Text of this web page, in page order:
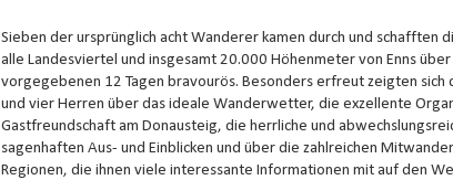
Sieben der ursprünglich acht Wanderer kamen durch und schafften
alle Landesviertel und insgesamt 20.000 Höhenmeter von Enns über
vorgegebenen 12 Tagen bravourös. Besonders erfreut zeigten sich
und vier Herren über das ideale Wanderwetter, die exzellente
Gastfreundschaft am Donausteig, die herrliche und
sagenhaften Aus- und Einblicken und über die zahlreichen
Regionen, die ihnen viele interessante Informationen mit auf den